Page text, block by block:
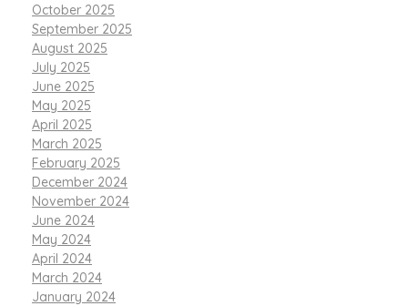
October 2025
September 2025
August 2025
July 2025
June 2025
May 2025
April 2025
March 2025
February 2025
December 2024
November 2024
June 2024
May 2024
April 2024
March 2024
January 2024